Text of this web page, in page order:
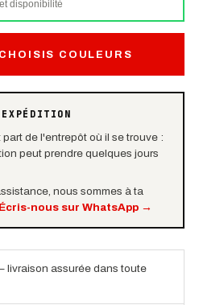
disponibilité
CHOISIS COULEURS
de l'entrepôt où il se trouve :
peut prendre quelques jours
nous sommes à ta
Écris-nous sur WhatsApp→
livraison assurée dans toute